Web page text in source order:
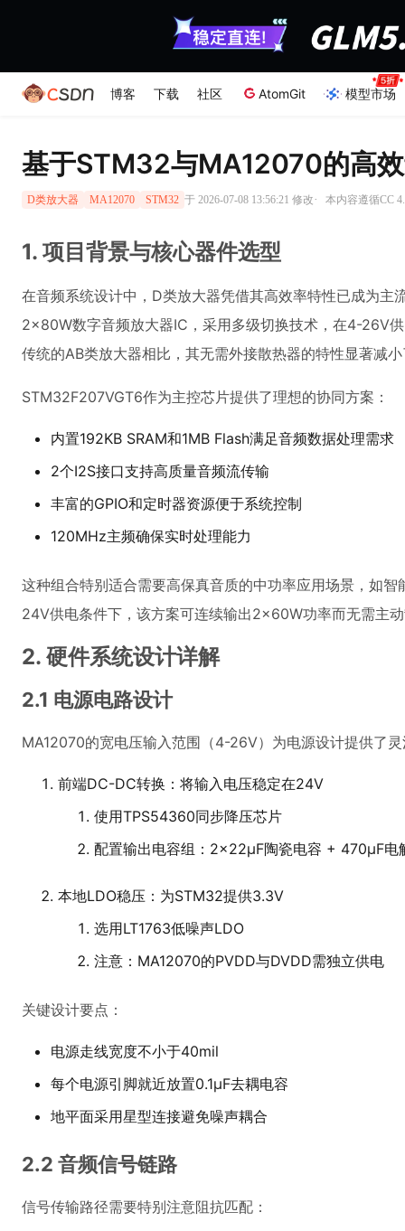
博客 下载 社区 AtomGit 模型市场
基于STM32与MA12070的高
D类放大器 MA12070 STM32 于 2026-07-08 13:56:21 修改· 本内容遵循CC
1. 项目背景与核心器件选型
在音频系统设计中，D类放大器凭借其高效率特性已成为主
2×80W数字音频放大器IC，采用多级切换技术，在4-26V
传统的AB类放大器相比，其无需外接散热器的特性显著减
STM32F207VGT6作为主控芯片提供了理想的协同方案：
内置192KB SRAM和1MB Flash满足音频数据处理需求
2个I2S接口支持高质量音频流传输
丰富的GPIO和定时器资源便于系统控制
120MHz主频确保实时处理能力
这种组合特别适合需要高保真音质的中功率应用场景，如
24V供电条件下，该方案可连续输出2×60W功率而无需主
2. 硬件系统设计详解
2.1 电源电路设计
MA12070的宽电压输入范围（4-26V）为电源设计提供了
前端DC-DC转换：将输入电压稳定在24V
使用TPS54360同步降压芯片
配置输出电容组：2×22μF陶瓷电容 + 470μF电
本地LDO稳压：为STM32提供3.3V
选用LT1763低噪声LDO
注意：MA12070的PVDD与DVDD需独立供电
关键设计要点：
电源走线宽度不小于40mil
每个电源引脚就近放置0.1μF去耦电容
地平面采用星型连接避免噪声耦合
2.2 音频信号链路
信号传输路径需要特别注意阻抗匹配：